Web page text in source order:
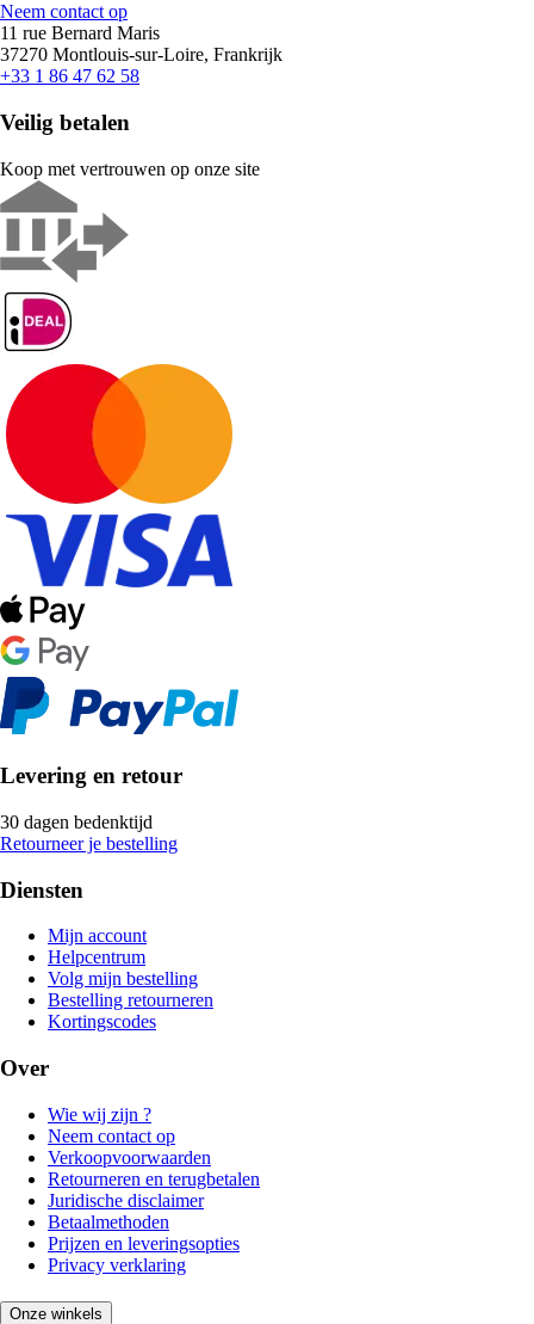
Neem contact op
11 rue Bernard Maris
37270 Montlouis-sur-Loire, Frankrijk
+33 1 86 47 62 58
Veilig betalen
Koop met vertrouwen op onze site
Levering en retour
30 dagen bedenktijd
Retourneer je bestelling
Diensten
Mijn account
Helpcentrum
Volg mijn bestelling
Bestelling retourneren
Kortingscodes
Over
Wie wij zijn ?
Neem contact op
Verkoopvoorwaarden
Retourneren en terugbetalen
Juridische disclaimer
Betaalmethoden
Prijzen en leveringsopties
Privacy verklaring
Onze winkels